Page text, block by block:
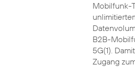
Mobilfunk-
B2B-
5G(1).
Zugang